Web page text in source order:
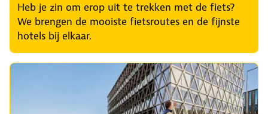
Heb je zin om erop uit te trekken met de fiets?
We brengen de mooiste fietsroutes en de fijnste
hotels bij elkaar.